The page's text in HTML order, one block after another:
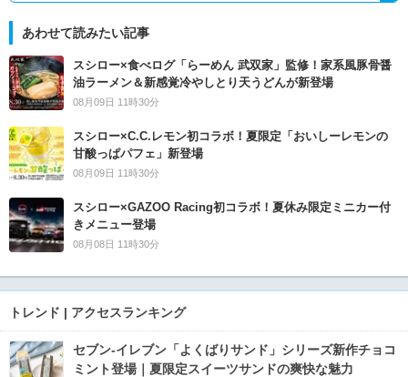
あわせて読みたい記事
スシロー×食べログ「らーめん 武双家」監修！家系風豚骨醤
油ラーメン＆新感覚冷やしとり天うどんが新登場
08月09日 11時30分
スシロー×C.C.レモン初コラボ！夏限定「おいしーレモンの
甘酸っぱパフェ」新登場
08月09日 11時30分
スシロー×GAZOO Racing初コラボ！夏休み限定ミニカー付
きメニュー登場
08月08日 11時30分
トレンド | アクセスランキング
セブン‐イレブン「よくばりサンド」シリーズ新作チョコ
ミント登場｜夏限定スイーツサンドの爽快な魅力